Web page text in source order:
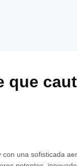
que
una sofisticada